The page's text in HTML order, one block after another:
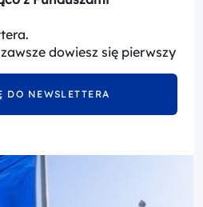
dowiesz się pierwszy
NEWSLETTERA